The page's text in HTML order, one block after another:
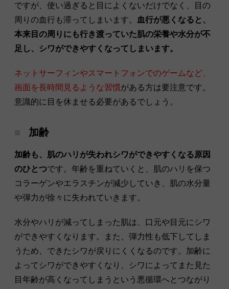
ですが、使い過ぎると目によくないだけでなく、目の
周りの血行も滞ってしまいます。
血行が悪くなると、
本来目の周りにも行き渡っていた肌の栄養や水分が不
足し、シワができやすくなってしまいます。
ネットサーフィンやスマートフォンでのゲームなど、
画面を長時間見るような習慣がある方は要注意です。
意識的に目を休ませる必要があるでしょう。
加齢
加齢も、肌のハリが失われシワができやすくなる原因
のひとつです。年齢を重ねていくと、肌のハリを保つ
コラーゲンやエラスチンが減少していき、肌の水分量
や弾力が徐々に失われていきます。
水分やハリが減ってしまった肌は、口元や目元にシワ
ができやすくなります。また、弾力性も低下してしま
うため、できたシワが戻りにくくなるのです。加齢に
よってシワができやすくなり、シワによってまた見た
目年齢が高くなってしまうという悪循環へとつながり